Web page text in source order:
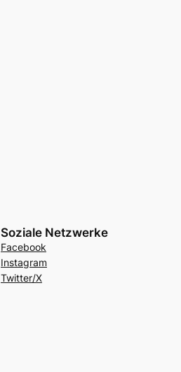
Soziale Netzwerke
Facebook
Instagram
Twitter/X